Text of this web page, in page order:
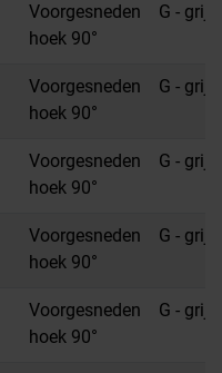
Voorgesneden
hoek 90°
G - grijs
Voorgesneden
hoek 90°
G - grijs
Voorgesneden
hoek 90°
G - grijs
Voorgesneden
hoek 90°
G - grijs
Voorgesneden
hoek 90°
G - grijs